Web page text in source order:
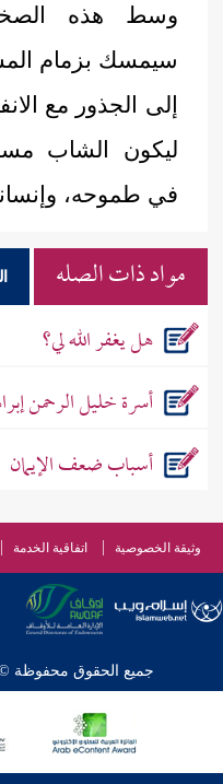
وسط هذه
سيمسك بزمام
إلى الجذور مع
ليكون الشاب
في طموحه،
مواد ذات الصله
هل يغفر الله لي؟
أسرة خليل الرحمن
أسباب ضعف الإيمان
وثيقة الخصوصية اتفاقية الخدمة
جميع الحقوق محفوظة © 2026 - 1998 لشبكة إسلام